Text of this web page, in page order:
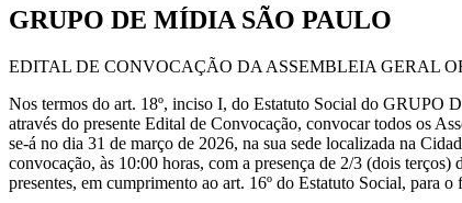
GRUPO DE MÍDIA SÃO PAULO
EDITAL DE CONVOCAÇÃO DA ASSEMBLEIA GERAL
Nos termos do art. 18º, inciso I, do Estatuto Social do
através do presente Edital de Convocação, convocar todos os
se-á no dia 31 de março de 2026, na sua sede localizada na
convocação, às 10:00 horas, com a presença de 2/3 (dois
presentes, em cumprimento ao art. 16º do Estatuto Social, para